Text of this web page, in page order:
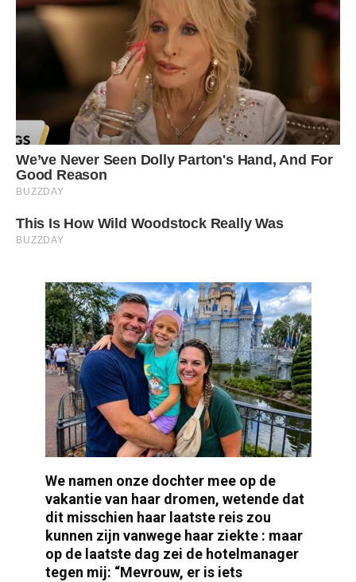
We namen onze dochter mee op de
vakantie van haar dromen, wetende dat
dit misschien haar laatste reis zou
kunnen zijn vanwege haar ziekte : maar
op de laatste dag zei de hotelmanager
tegen mij: “Mevrouw, er is iets